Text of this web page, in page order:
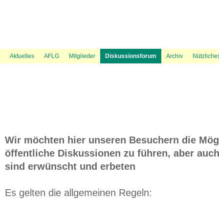
Aktuelles AFLG Mitglieder Diskussionsforum Archiv
News Ticker UVP Verfahren Laufende rechtliche Aktivitäten
Über uns Information Gästebuch
UVP Unterlagen Amtshaftungsklage Mediation
Politik Presse Recht
Flugspuren Flugwetter Austrowetter Fluglärmmessung des DFLD
Flugbeschränkungsgebiet Wien UVE Flugrouten Bevölkerungsdichte
Wir möchten hier unseren Besuchern die
öffentliche Diskussionen zu führen, aber
sind erwünscht und erbeten
Es gelten die allgemeinen Regeln: